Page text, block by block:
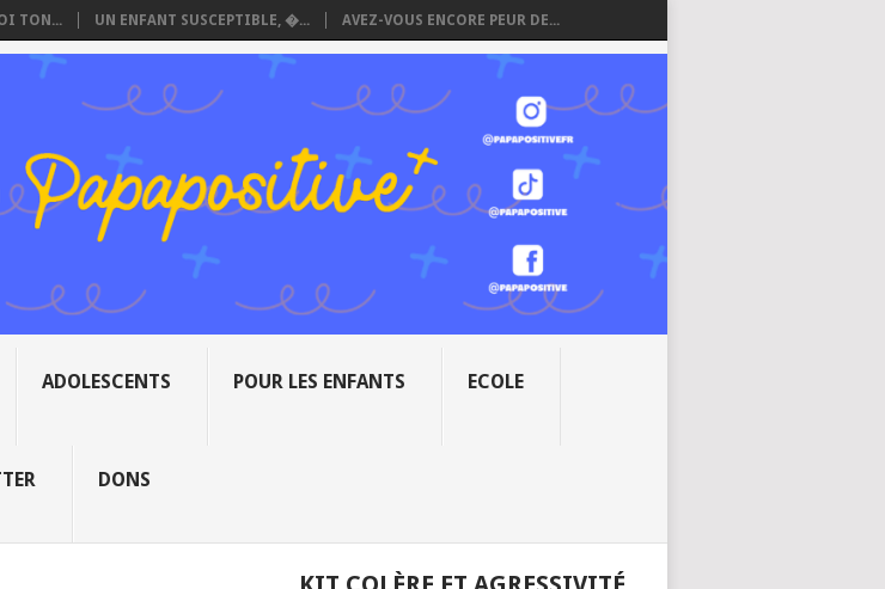
TON... UN ENFANT SUSCEPTIBLE, �... AVEZ-VOUS ENCORE PEUR DE...
ADOLESCENTS POUR LES ENFANTS ECOLE
DONS